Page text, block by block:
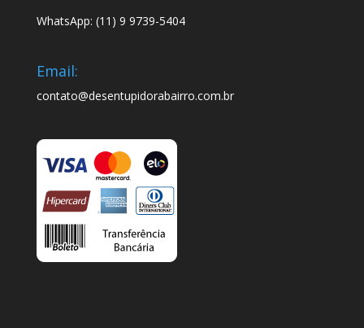
WhatsApp: (11) 9 9739-5404
Email:
contato@desentupidorabairro.com.br